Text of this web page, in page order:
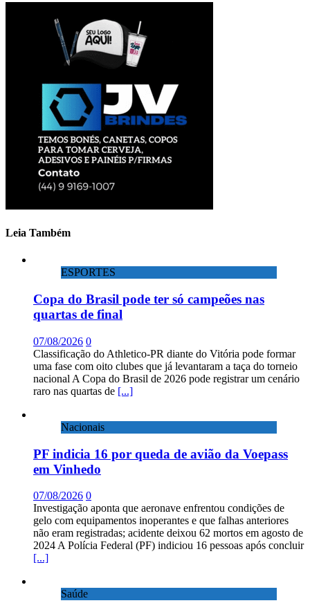
Leia Também
ESPORTES
Copa do Brasil pode ter só campeões nas
quartas de final
07/08/2026 0
Classificação do Athletico-PR diante do Vitória pode formar
uma fase com oito clubes que já levantaram a taça do torneio
nacional A Copa do Brasil de 2026 pode registrar um cenário
raro nas quartas de [...]
Nacionais
PF indicia 16 por queda de avião da Voepass
em Vinhedo
07/08/2026 0
Investigação aponta que aeronave enfrentou condições de
gelo com equipamentos inoperantes e que falhas anteriores
não eram registradas; acidente deixou 62 mortos em agosto de
2024 A Polícia Federal (PF) indiciou 16 pessoas após concluir
[...]
Saúde